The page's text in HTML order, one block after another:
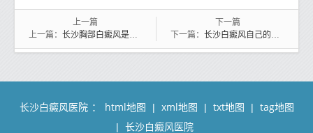
上一篇
上一篇： 长沙胸部白癜风是什么原因引发的?
下一篇
下一篇： 长沙白癜风自己的身体自己一定要重视
长沙白癜风医院 ： html地图 | xml地图 | txt地图 | tag地图
| 长沙白癜风医院